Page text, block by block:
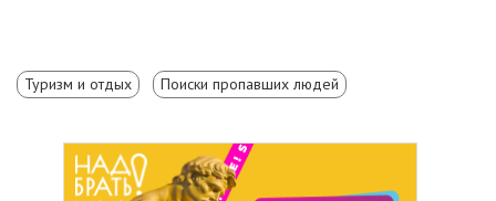
Туризм и отдых Поиски пропавших людей